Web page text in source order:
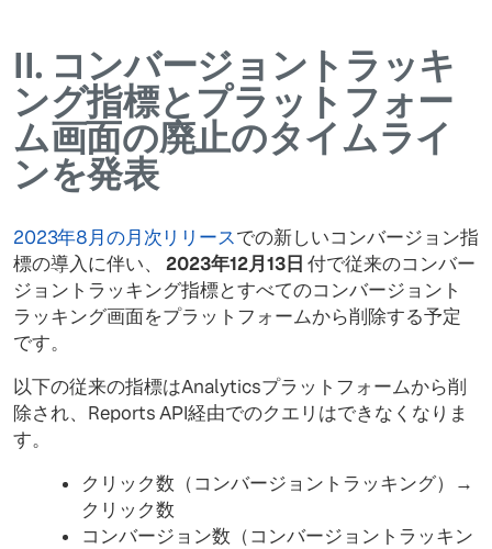
II. コンバージョントラッキ
ング指標とプラットフォー
ム画面の廃止のタイムライ
ンを発表
2023年8月の月次リリースでの新しいコンバージョン指
標の導入に伴い、 2023年12月13日 付で従来のコンバー
ジョントラッキング指標とすべてのコンバージョント
ラッキング画面をプラットフォームから削除する予定
です。
以下の従来の指標はAnalyticsプラットフォームから削
除され、Reports API経由でのクエリはできなくなりま
す。
クリック数（コンバージョントラッキング）→
クリック数
コンバージョン数（コンバージョントラッキン